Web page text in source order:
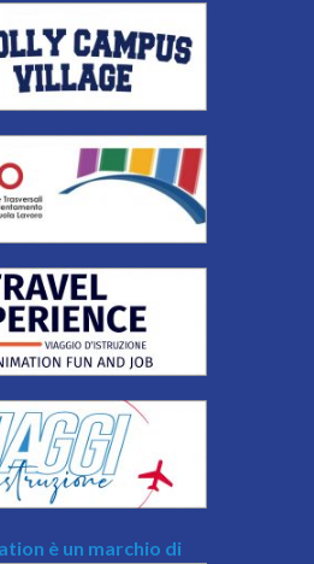
è un marchio di